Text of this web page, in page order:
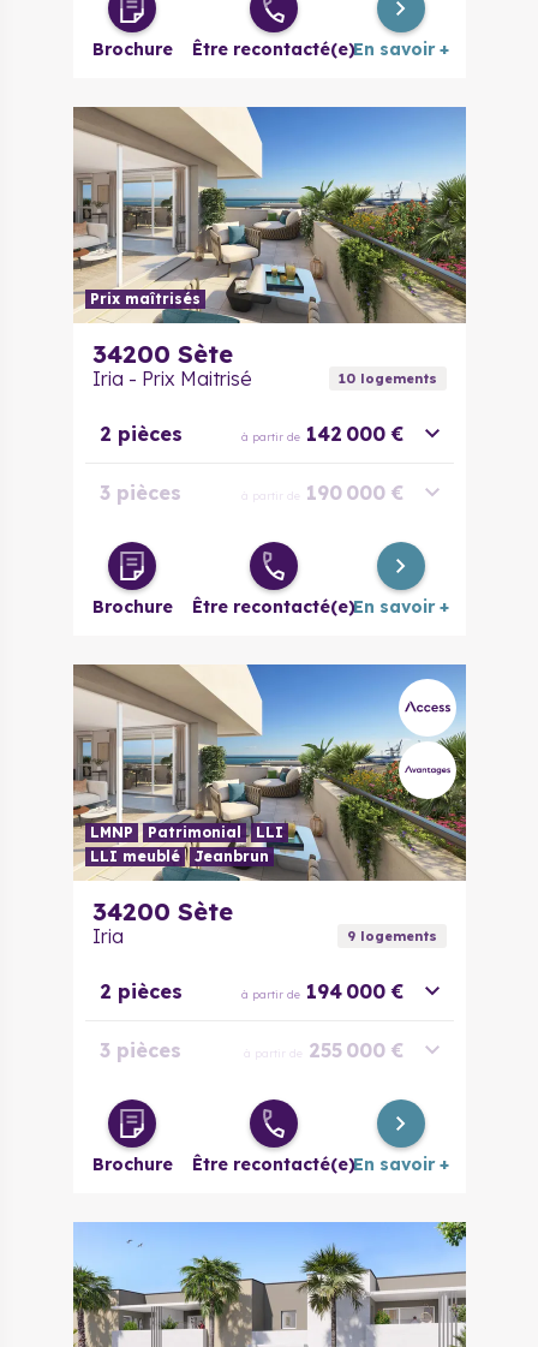
Brochure Être recontacté(e)En savoir +
Prix maîtrisés
34200 Sète
Iria - Prix Maitrisé 10logements
2 pièces à partir de 142 000 €
3 pièces à partir de 190 000 €
4 pièces à partir de 269 000 €
Brochure Être recontacté(e)En savoir +
LMNP Patrimonial
LLI
LLI meublé
Jeanbrun
34200 Sète
Iria 9logements
2 pièces à partir de 194 000 €
3 pièces à partir de 255 000 €
4 pièces à partir de 495 000 €
Brochure Être recontacté(e)En savoir +